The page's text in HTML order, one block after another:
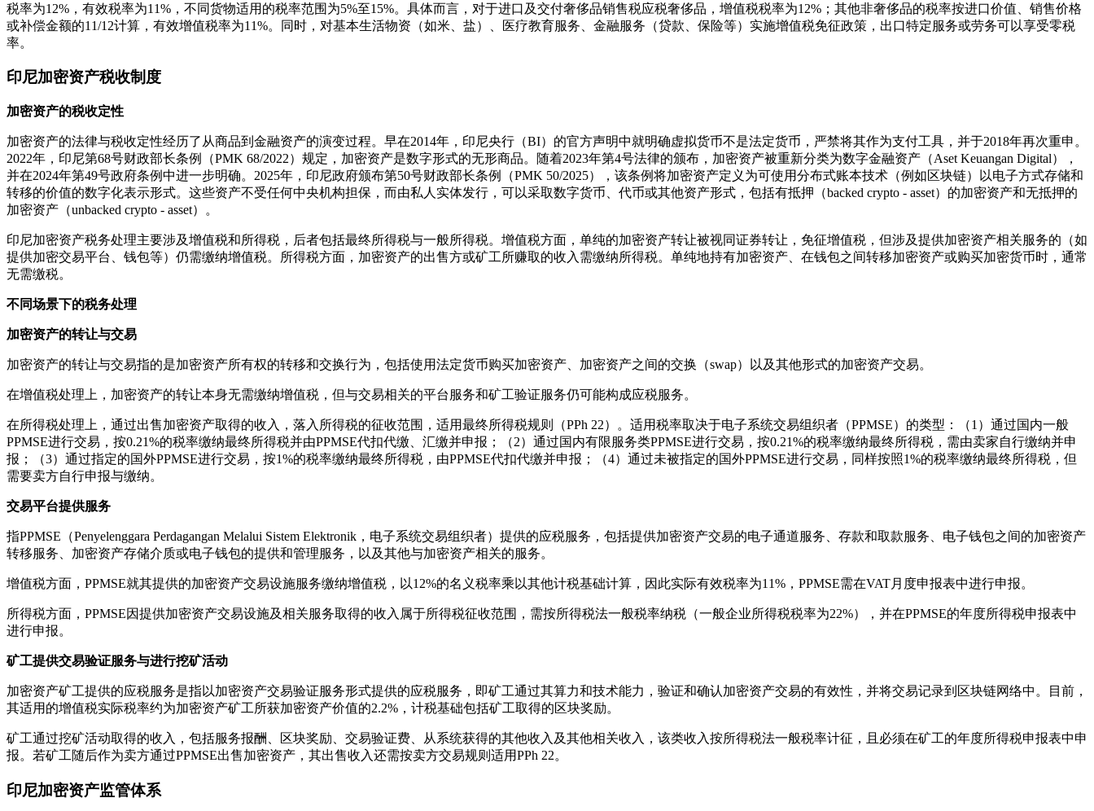
税率为12%，有效税率为11%，不同货物适用的税率范围为5%至15%。具体而言，对于进口及交付奢侈品销售税应税奢侈品，增值税税率为12%；其他非奢侈品的税率按进口价值、销售价格
或补偿金额的11/12计算，有效增值税率为11%。同时，对基本生活物资（如米、盐）、医疗教育服务、金融服务（贷款、保险等）实施增值税免征政策，出口特定服务或劳务可以享受零税
率。
印尼加密资产税收制度
加密资产的税收定性
加密资产的法律与税收定性经历了从商品到金融资产的演变过程。早在2014年，印尼央行（BI）的官方声明中就明确虚拟货币不是法定货币，严禁将其作为支付工具，并于2018年再次重申。
2022年，印尼第68号财政部长条例（PMK 68/2022）规定，加密资产是数字形式的无形商品。随着2023年第4号法律的颁布，加密资产被重新分类为数字金融资产（Aset Keuangan Digital），
并在2024年第49号政府条例中进一步明确。2025年，印尼政府颁布第50号财政部长条例（PMK 50/2025），该条例将加密资产定义为可使用分布式账本技术（例如区块链）以电子方式存储和
转移的价值的数字化表示形式。这些资产不受任何中央机构担保，而由私人实体发行，可以采取数字货币、代币或其他资产形式，包括有抵押（backed crypto - asset）的加密资产和无抵押的
加密资产（unbacked crypto - asset）。
印尼加密资产税务处理主要涉及增值税和所得税，后者包括最终所得税与一般所得税。增值税方面，单纯的加密资产转让被视同证券转让，免征增值税，但涉及提供加密资产相关服务的（如
提供加密交易平台、钱包等）仍需缴纳增值税。所得税方面，加密资产的出售方或矿工所赚取的收入需缴纳所得税。单纯地持有加密资产、在钱包之间转移加密资产或购买加密货币时，通常
无需缴税。
不同场景下的税务处理
加密资产的转让与交易
加密资产的转让与交易指的是加密资产所有权的转移和交换行为，包括使用法定货币购买加密资产、加密资产之间的交换（swap）以及其他形式的加密资产交易。
在增值税处理上，加密资产的转让本身无需缴纳增值税，但与交易相关的平台服务和矿工验证服务仍可能构成应税服务。
在所得税处理上，通过出售加密资产取得的收入，落入所得税的征收范围，适用最终所得税规则（PPh 22）。适用税率取决于电子系统交易组织者（PPMSE）的类型：（1）通过国内一般
PPMSE进行交易，按0.21%的税率缴纳最终所得税并由PPMSE代扣代缴、汇缴并申报；（2）通过国内有限服务类PPMSE进行交易，按0.21%的税率缴纳最终所得税，需由卖家自行缴纳并申
报；（3）通过指定的国外PPMSE进行交易，按1%的税率缴纳最终所得税，由PPMSE代扣代缴并申报；（4）通过未被指定的国外PPMSE进行交易，同样按照1%的税率缴纳最终所得税，但
需要卖方自行申报与缴纳。
交易平台提供服务
指PPMSE（Penyelenggara Perdagangan Melalui Sistem Elektronik，电子系统交易组织者）提供的应税服务，包括提供加密资产交易的电子通道服务、存款和取款服务、电子钱包之间的加密资产
转移服务、加密资产存储介质或电子钱包的提供和管理服务，以及其他与加密资产相关的服务。
增值税方面，PPMSE就其提供的加密资产交易设施服务缴纳增值税，以12%的名义税率乘以其他计税基础计算，因此实际有效税率为11%，PPMSE需在VAT月度申报表中进行申报。
所得税方面，PPMSE因提供加密资产交易设施及相关服务取得的收入属于所得税征收范围，需按所得税法一般税率纳税（一般企业所得税税率为22%），并在PPMSE的年度所得税申报表中
进行申报。
矿工提供交易验证服务与进行挖矿活动
加密资产矿工提供的应税服务是指以加密资产交易验证服务形式提供的应税服务，即矿工通过其算力和技术能力，验证和确认加密资产交易的有效性，并将交易记录到区块链网络中。目前，
其适用的增值税实际税率约为加密资产矿工所获加密资产价值的2.2%，计税基础包括矿工取得的区块奖励。
矿工通过挖矿活动取得的收入，包括服务报酬、区块奖励、交易验证费、从系统获得的其他收入及其他相关收入，该类收入按所得税法一般税率计征，且必须在矿工的年度所得税申报表中申
报。若矿工随后作为卖方通过PPMSE出售加密资产，其出售收入还需按卖方交易规则适用PPh 22。
印尼加密资产监管体系